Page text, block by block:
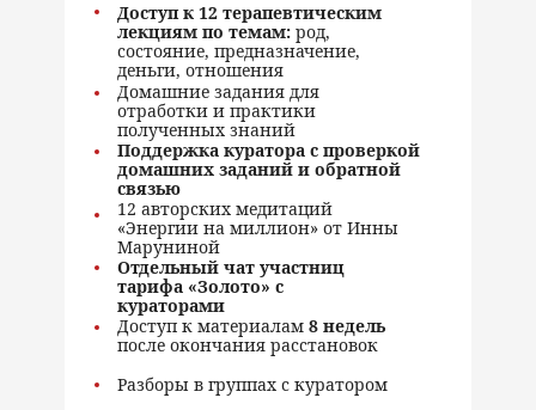
Доступ к 12 терапевтическим
лекциям по темам: род,
состояние, предназначение,
деньги, отношения
Домашние задания для
отработки и практики
полученных знаний
Поддержка куратора с проверкой
домашних заданий и обратной
связью
Отдельный чат участниц
тарифа «Золото» с
кураторами
Разборы в группах с куратором
Доступ к материалам 8 недель
после окончания расстановок
12 авторских медитаций
«Энергии на миллион» от Инны
Маруниной